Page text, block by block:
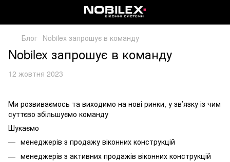
Блог Nobilex запрошує в команду
Nobilex запрошує в команду
12 жовтня 2023
Ми розвиваємось та виходимо на нові ринки, у зв’язку із чим
суттєво збільшуємо команду
Шукаємо
менеджерів з продажу віконних конструкцій
менеджерів з активних продажів віконних конструкцій